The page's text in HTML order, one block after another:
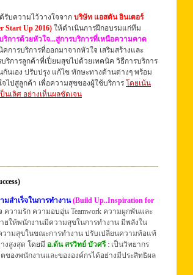
รับความไว้วางใจจาก บริษัท แอสตัน อินเตอร์
Start Up 2016) ให้ดำเนินการฝึกอบรมแก่ทีม
บริการด้วยหัวใจ...สู่การบริการที่เหนือความคาด
การบริการที่ออกมาจากหัวใจ เสริมสร้างและ
ริการลูกค้าที่เปี่ยมสุขไปด้วยเทคนิค วิธีการบริการ
กันเอง ปรับปรุง แก้ไข ทักษะทางด้านต่างๆ พร้อม
จไปสู่ลูกค้า เพื่อความสุขของผู้ใช้บริการ โดยเน้น
เลิศ อย่างเห็นผลชัดเจน
มสำเร็จในการทำงาน (Build Up..Inspiration for
วามรัก ความอบอุ่น Teamwork ความผูกพันและ
ยให้พนักงานมีความสุขในการทำงาน มีพลังใน
ามสุขในขณะการทำงาน ปรับเปลี่ยนความท้อแท้
งสูงสุด โดยมี อ.ต้น สรวิทย์ บัวศรี: เป็นวิทยากร
ของพนักงานและขององค์กรได้อย่างมีประสิทธิผล